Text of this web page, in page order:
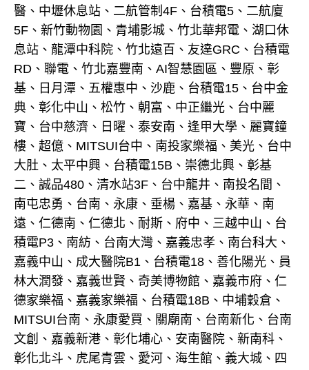
醫、中壢休息站、二航管制4F、台積電5、二航廈
5F、新竹動物園、青埔影城、竹北華邦電、湖口休
息站、龍潭中科院、竹北遠百、友達GRC、台積電
RD、聯電、竹北嘉豐南、AI智慧園區、豐原、彰
基、日月潭、五權惠中、沙鹿、台積電15、台中金
典、彰化中山、松竹、朝富、中正繼光、台中麗
寶、台中慈濟、日曜、泰安南、逢甲大學、麗寶鐘
樓、超億、MITSUI台中、南投家樂福、美光、台中
大肚、太平中興、台積電15B、崇德北興、彰基
二、誠品480、清水站3F、台中龍井、南投名間、
南屯忠勇、台南、永康、垂楊、嘉基、永華、南
遠、仁德南、仁德北、耐斯、府中、三越中山、台
積電P3、南紡、台南大灣、嘉義忠孝、南台科大、
嘉義中山、成大醫院B1、台積電18、善化陽光、員
林大潤發、嘉義世賢、奇美博物館、嘉義市府、仁
德家樂福、嘉義家樂福、台積電18B、中埔穀倉、
MITSUI台南、永康愛買、關廟南、台南新化、台南
文創、嘉義新港、彰化埔心、安南醫院、新南科、
彰化北斗、虎尾青雲、愛河、海生館、義大城、四